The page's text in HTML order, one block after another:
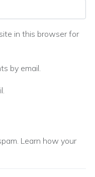
in this browser for
by email.
Learn how your